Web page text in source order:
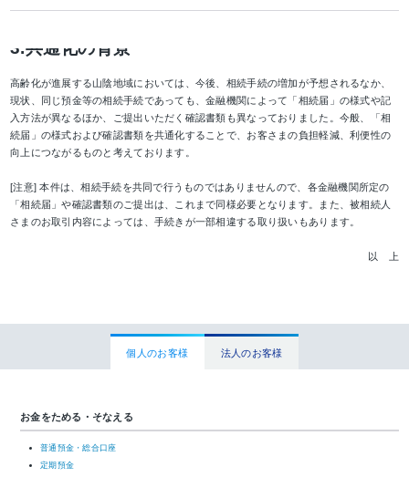
● ご提出いただく確認書類（戸籍謄本）を共通化
3.共通化の背景
高齢化が進展する山陰地域においては、今後、相続手続の増加が予想されるなか、
現状、同じ預金等の相続手続であっても、金融機関によって「相続届」の様式や記
入方法が異なるほか、ご提出いただく確認書類も異なっておりました。今般、「相
続届」の様式および確認書類を共通化することで、お客さまの負担軽減、利便性の
向上につながるものと考えております。
[注意] 本件は、相続手続を共同で行うものではありませんので、各金融機関所定の
「相続届」や確認書類のご提出は、これまで同様必要となります。また、被相続人
さまのお取引内容によっては、手続きが一部相違する取り扱いもあります。
以 上
個人のお客様 法人のお客様
お金をためる・そなえる
普通預金・総合口座
定期預金